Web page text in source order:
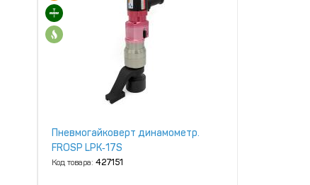
Пневмогайковерт динамометр.
FROSP LPK‑17S
Код товара:427151